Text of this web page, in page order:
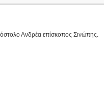
Ανδρέα επίσκοπος Σινώπης.